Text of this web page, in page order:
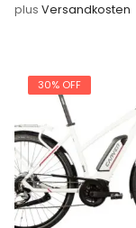
plus Versandkosten
30% OFF